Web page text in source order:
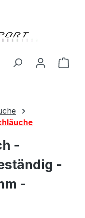
-
-
-